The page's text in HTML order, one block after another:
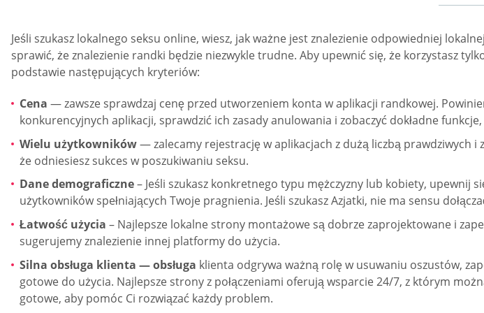
Jeśli szukasz lokalnego seksu online, wiesz, jak ważne jest znalezienie odpowiedniej
sprawić, że znalezienie randki będzie niezwykle trudne. Aby upewnić się, że korzystasz
podstawie następujących kryteriów:
Cena — zawsze sprawdzaj cenę przed utworzeniem konta w aplikacji randkowej.
konkurencyjnych aplikacji, sprawdzić ich zasady anulowania i zobaczyć dokładne
Wielu użytkowników— zalecamy rejestrację w aplikacjach z dużą liczbą prawdziwych
że odniesiesz sukces w poszukiwaniu seksu.
Dane demograficzne– Jeśli szukasz konkretnego typu mężczyzny lub kobiety, upewnij
użytkowników spełniających Twoje pragnienia. Jeśli szukasz Azjatki, nie ma sensu
Łatwość użycia – Najlepsze lokalne strony montażowe są dobrze zaprojektowane i
sugerujemy znalezienie innej platformy do użycia.
Silna obsługa klienta — obsługa klienta odgrywa ważną rolę w usuwaniu oszustów,
gotowe do użycia. Najlepsze strony z połączeniami oferują wsparcie 24/7, z którym
gotowe, aby pomóc Ci rozwiązać każdy problem.